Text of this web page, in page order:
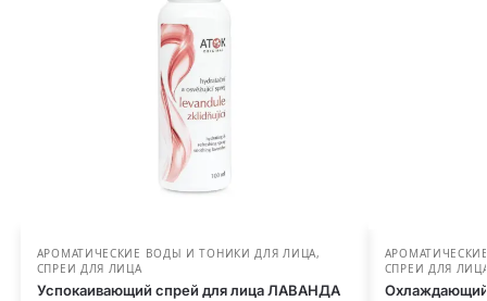
АРОМАТИЧЕСКИЕ ВОДЫ И ТОНИКИ ДЛЯ ЛИЦА,
СПРЕИ ДЛЯ ЛИЦА
Успокаивающий спрей для лица ЛАВАНДА
СПРЕИ ДЛЯ